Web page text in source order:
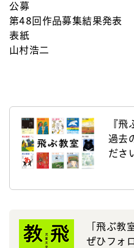
公募
第48回作品募集結果発
表紙
山村浩二
『
過去
ださ
「飛ぶ教
ぜひフォ